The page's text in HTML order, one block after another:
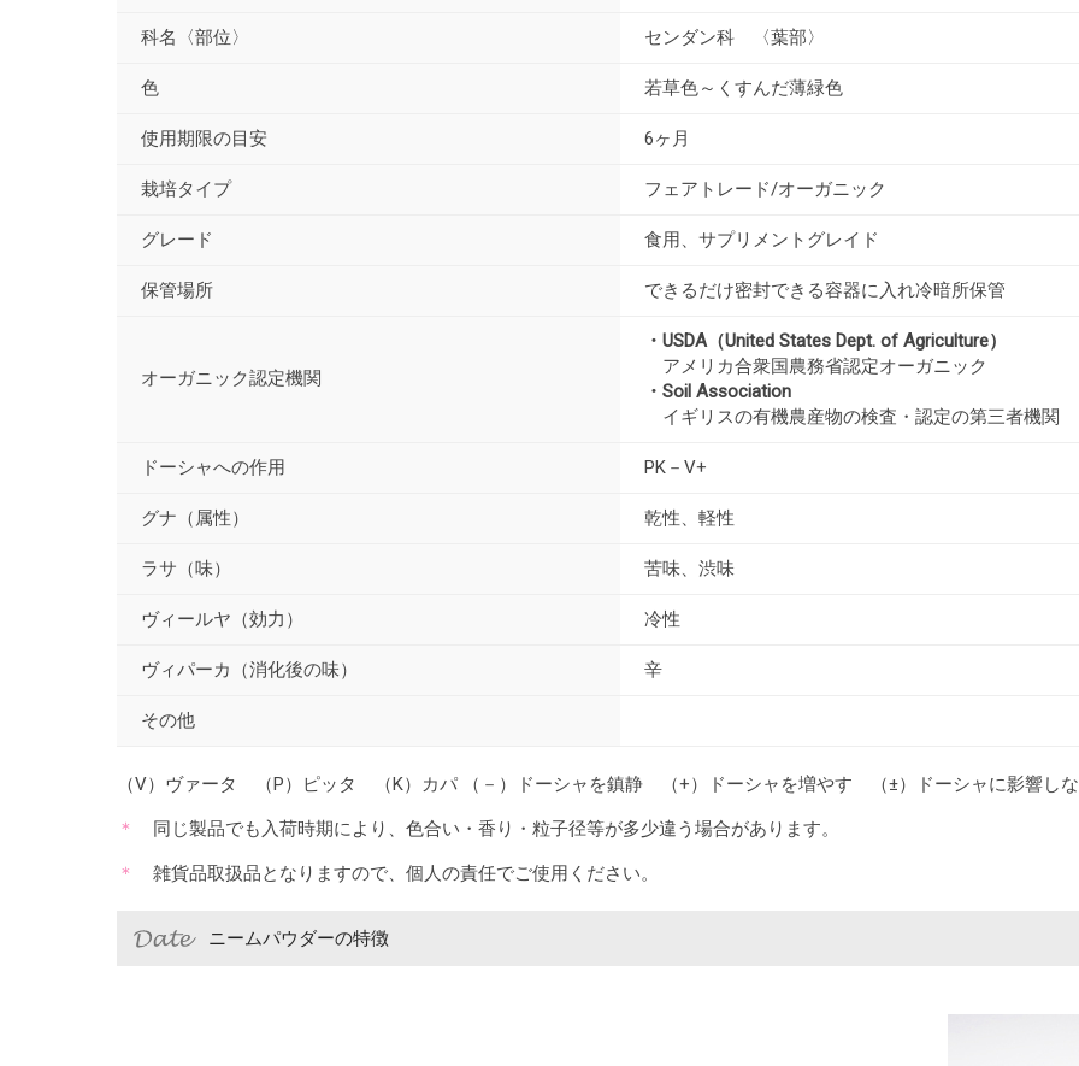
科名〈部位〉 センダン科 〈葉部〉
色 若草色～くすんだ薄緑色
使用期限の目安 6ヶ月
栽培タイプ フェアトレード/オーガニック
グレード 食用、サプリメントグレイド
保管場所 できるだけ密封できる容器に入れ冷暗所保管
オーガニック認定機関
・USDA（United States Dept. of Agriculture）
アメリカ合衆国農務省認定オーガニック
・Soil Association
イギリスの有機農産物の検査・認定の第三者機関
ドーシャへの作用 PK－V+
グナ（属性） 乾性、軽性
ラサ（味） 苦味、渋味
ヴィールヤ（効力） 冷性
ヴィパーカ（消化後の味） 辛
その他
（V）ヴァータ （P）ピッタ （K）カパ （－）ドーシャを鎮静 （+）ドーシャを増やす （±）ドーシャに影響し
同じ製品でも入荷時期により、色合い・香り・粒子径等が多少違う場合があります。
雑貨品取扱品となりますので、個人の責任でご使用ください。
ニームパウダーの特徴